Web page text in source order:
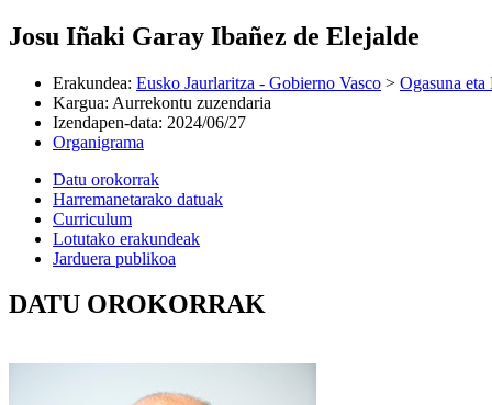
Josu Iñaki Garay Ibañez de Elejalde
Erakundea: Eusko Jaurlaritza - Gobierno Vasco > Ogasuna eta
Kargua: Aurrekontu zuzendaria
Izendapen-data: 2024/06/27
Organigrama
Datu orokorrak
Harremanetarako datuak
Curriculum
Lotutako erakundeak
Jarduera publikoa
DATU OROKORRAK